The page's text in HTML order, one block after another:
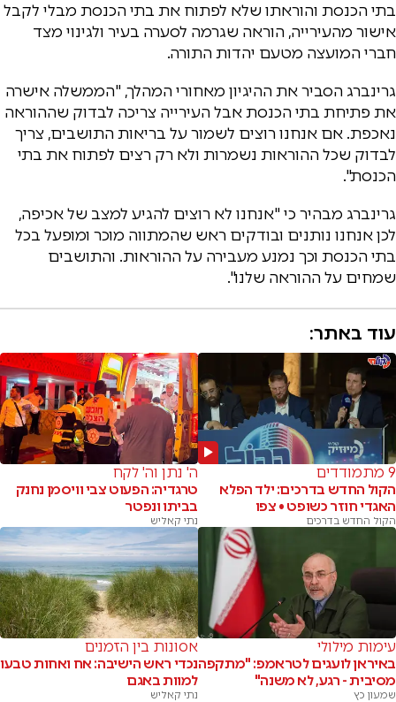
בתי הכנסת והוראתו שלא לפתוח את בתי הכנסת מבלי לקבל
אישור מהעירייה, הוראה שגרמה לסערה בעיר ולגינוי מצד
חברי המועצה מטעם יהדות התורה.
גרינברג הסביר את ההיגיון מאחורי המהלך, "הממשלה אישרה
את פתיחת בתי הכנסת אבל העירייה צריכה לבדוק שההוראה
נאכפת. אם אנחנו רוצים לשמור על בריאות התושבים, צריך
לבדוק שכל ההוראות נשמרות ולא רק רצים לפתוח את בתי
הכנסת".
גרינברג מבהיר כי "אנחנו לא רוצים להגיע למצב של אכיפה,
לכן אנחנו נותנים ובודקים ראש שהמתווה מוכר ומופעל בכל
בתי הכנסת וכך נמנע מעבירה על ההוראות. והתושבים
שמחים על ההוראה שלנו".
עוד באתר:
9 מתמודדים
הקול החדש בדרכים: ילד הפלא
האגדי חוזר כשופט • צפו
הקול החדש בדרכים
ה' נתן וה' לקח
טרגדיה: הפעוט צבי וויסמן נחנק
בביתו ונפטר
נתי קאליש
עימות מילולי
באיראן לועגים לטראמפ: "מתקפה
מסיבית - רגע, לא משנה"
שמעון כץ
אסונות בין הזמנים
נכדי ראש הישיבה: אח ואחות טבעו
למוות באגם
נתי קאליש